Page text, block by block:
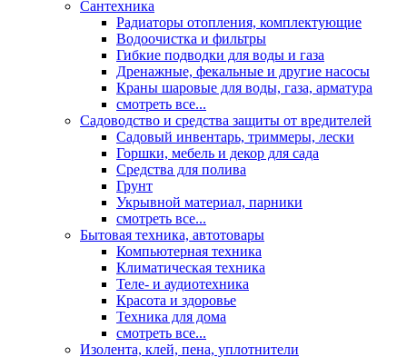
Сантехника
Радиаторы отопления, комплектующие
Водоочистка и фильтры
Гибкие подводки для воды и газа
Дренажные, фекальные и другие насосы
Краны шаровые для воды, газа, арматура
смотреть все...
Садоводство и средства защиты от вредителей
Садовый инвентарь, триммеры, лески
Горшки, мебель и декор для сада
Средства для полива
Грунт
Укрывной материал, парники
смотреть все...
Бытовая техника, автотовары
Компьютерная техника
Климатическая техника
Теле- и аудиотехника
Красота и здоровье
Техника для дома
смотреть все...
Изолента, клей, пена, уплотнители